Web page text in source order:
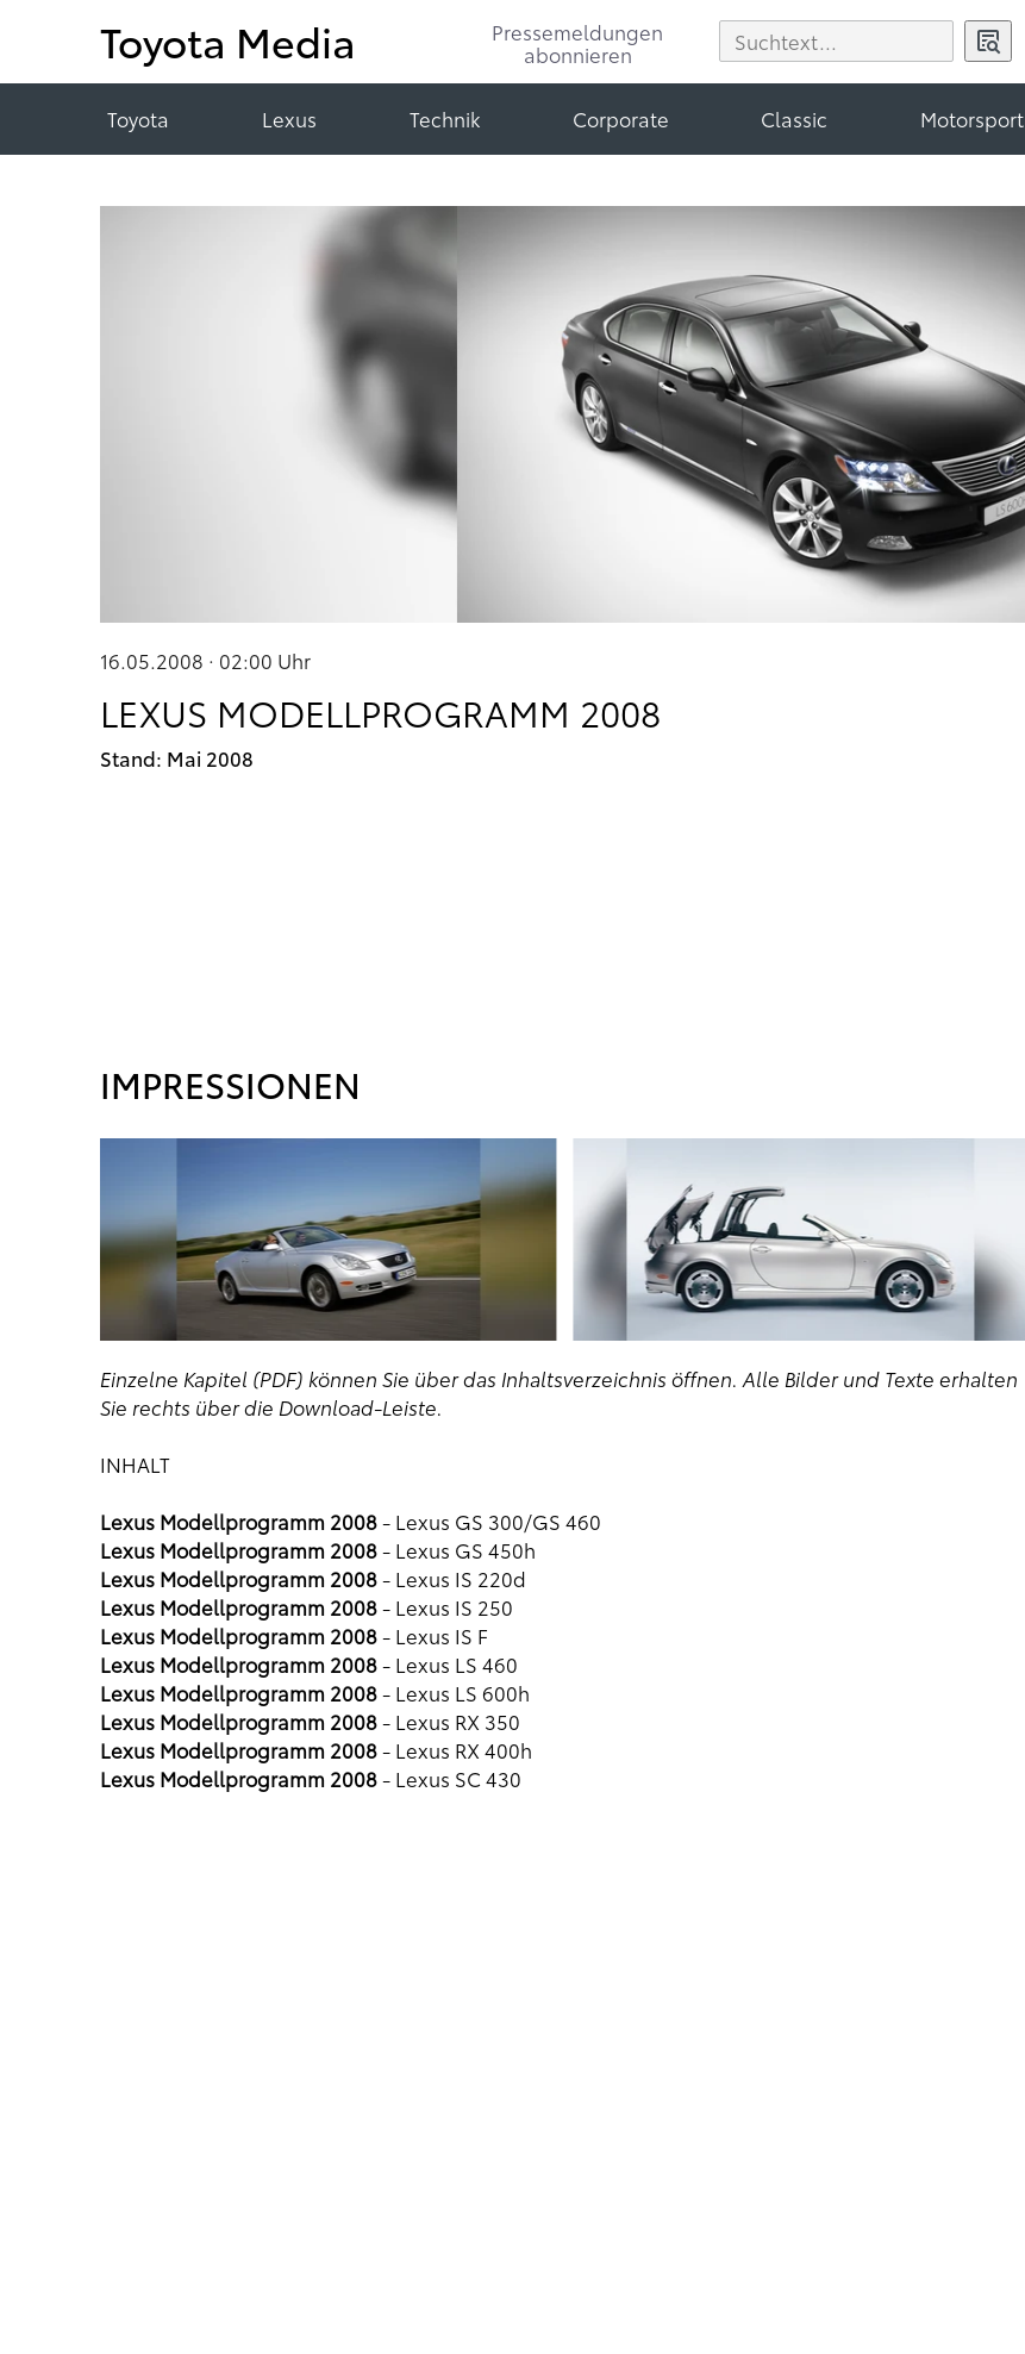
Toyota Media
Pressemeldungen
abonnieren
Toyota Lexus Technik Corporate Classic Motorsport
16.05.2008 · 02:00 Uhr
LEXUS MODELLPROGRAMM 2008
Stand: Mai 2008
IMPRESSIONEN
Einzelne Kapitel (PDF) können Sie über das Inhaltsverzeichnis öffnen. Alle Bilder und Texte erhalten
Sie rechts über die Download-Leiste.
INHALT
Lexus Modellprogramm 2008- Lexus GS 300/GS 460
Lexus Modellprogramm 2008- Lexus GS 450h
Lexus Modellprogramm 2008- Lexus IS 220d
Lexus Modellprogramm 2008- Lexus IS 250
Lexus Modellprogramm 2008- Lexus IS F
Lexus Modellprogramm 2008- Lexus LS 460
Lexus Modellprogramm 2008- Lexus LS 600h
Lexus Modellprogramm 2008- Lexus RX 350
Lexus Modellprogramm 2008- Lexus RX 400h
Lexus Modellprogramm 2008- Lexus SC 430